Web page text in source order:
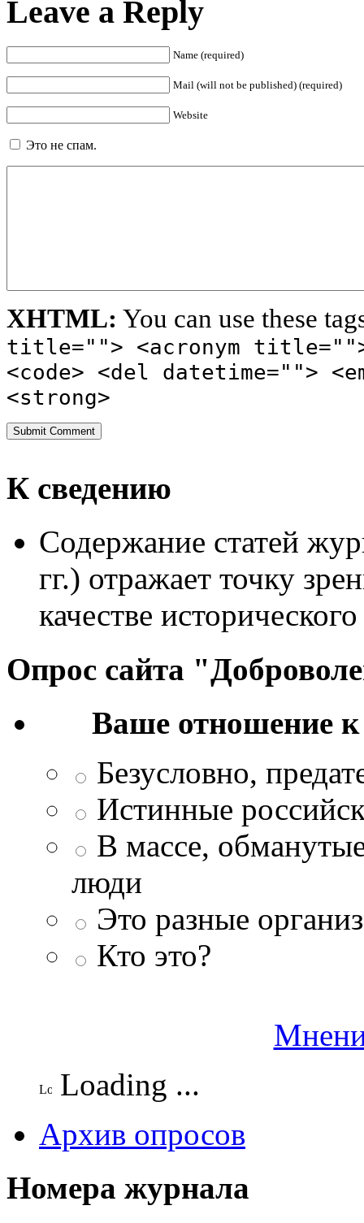
Leave a Reply
Name (required)
Mail (will not be published) (required)
Website
Это не спам.
XHTML: You can use these
title=""> <acronym
<code> <del datetime="">
<strong>
К сведению
Содержание статей
гг.) отражает точку
качестве
Опрос сайта
Ваше отношение
Безусловно,
Истинные
В массе,
люди
Это разные
Кто это?
Loading ...
Архив опросов
Номера журнала